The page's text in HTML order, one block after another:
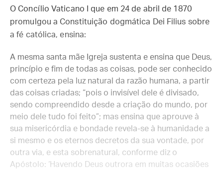
O Concílio Vaticano I que em 24 de abril de 1870
promulgou a Constituição dogmática Dei Filius sobre
a fé católica, ensina:
A mesma santa mãe Igreja sustenta e ensina que Deus,
princípio e fim de todas as coisas, pode ser conhecido
com certeza pela luz natural da razão humana, a partir
das coisas criadas; “pois o invisível dele é divisado,
sendo compreendido desde a criação do mundo, por
meio dele tudo foi feito”; mas ensina que aprouve à
sua misericórdia e bondade revela-se à humanidade a
si mesmo e os eternos decretos da sua vontade, por
outra via, e esta sobrenatural, conforme diz o
Apóstolo: ‘Havendo Deus outrora em muitas ocasiões